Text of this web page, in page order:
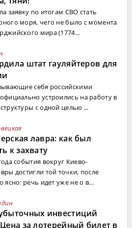
заявку по итогам СВО стать
моря, чего не было с момента
мира (1774...
штат гауляйтеров для
себя российскими
устроились на работу в
с одной целью ...
лавра: как был
к захвату
события вокруг Киево-
достигли той точки, после
ясно: речь идет уже не о в...
инвестиций
за лотерейный билет в